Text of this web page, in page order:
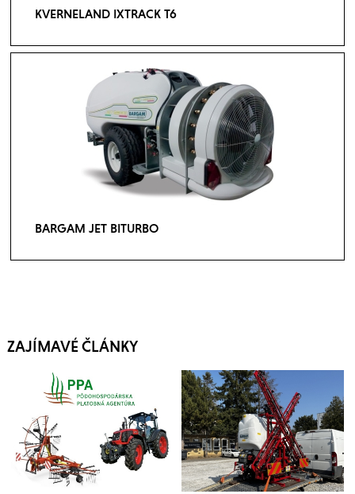
KVERNELAND IXTRACK T6
BARGAM JET BITURBO
ZAJÍMAVÉ ČLÁNKY